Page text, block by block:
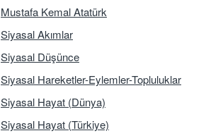
Mustafa Kemal Atatürk
Siyasal Akımlar
Siyasal Düşünce
Siyasal Hareketler-Eylemler-Topluluklar
Siyasal Hayat (Dünya)
Siyasal Hayat (Türkiye)